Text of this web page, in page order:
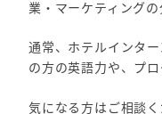
業・マーケティング
通常、ホテルインタ
の方の英語力や、プ
気になる方はご相談く